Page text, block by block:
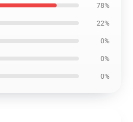
78%
22%
0%
0%
0%